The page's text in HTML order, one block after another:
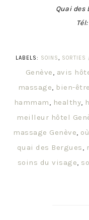
Quai des
Tél:
LABELS: SOINS, SORTIES
Genève, avis
massage, bien-être
hammam, healthy,
meilleur hôtel
massage Genève,
quai des Bergues,
soins du visage,